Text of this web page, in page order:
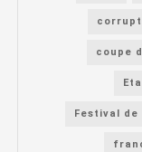
coupe
Festival de